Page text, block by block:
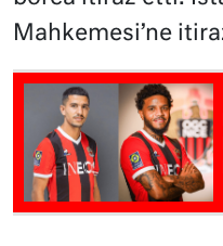
Mahkemesi’ne